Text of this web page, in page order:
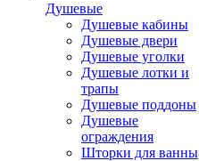
Душевые
Душевые кабины
Душевые двери
Душевые уголки
Душевые лотки и
трапы
Душевые поддоны
Душевые
ограждения
Шторки для ванны